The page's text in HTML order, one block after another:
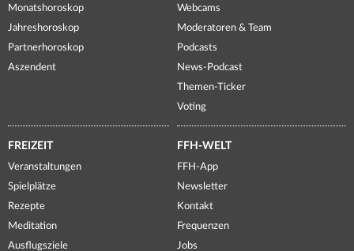
Monatshoroskop
Jahreshoroskop
Partnerhoroskop
Aszendent
Webcams
Moderatoren & Team
Podcasts
News-Podcast
Themen-Ticker
Voting
FREIZEIT
Veranstaltungen
Spielplätze
Rezepte
Meditation
Ausflugsziele
FFH-WELT
FFH-App
Newsletter
Kontakt
Frequenzen
Jobs